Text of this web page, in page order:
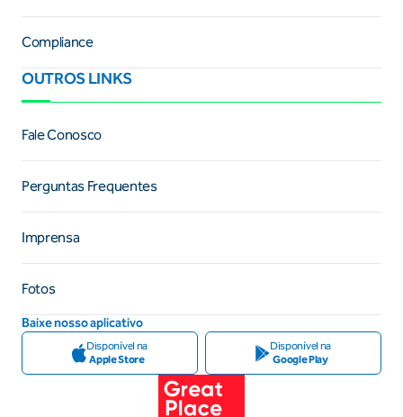
Compliance
OUTROS LINKS
Fale Conosco
Perguntas Frequentes
Imprensa
Fotos
Baixe nosso aplicativo
Disponível na
Apple Store
Disponível na
Google Play